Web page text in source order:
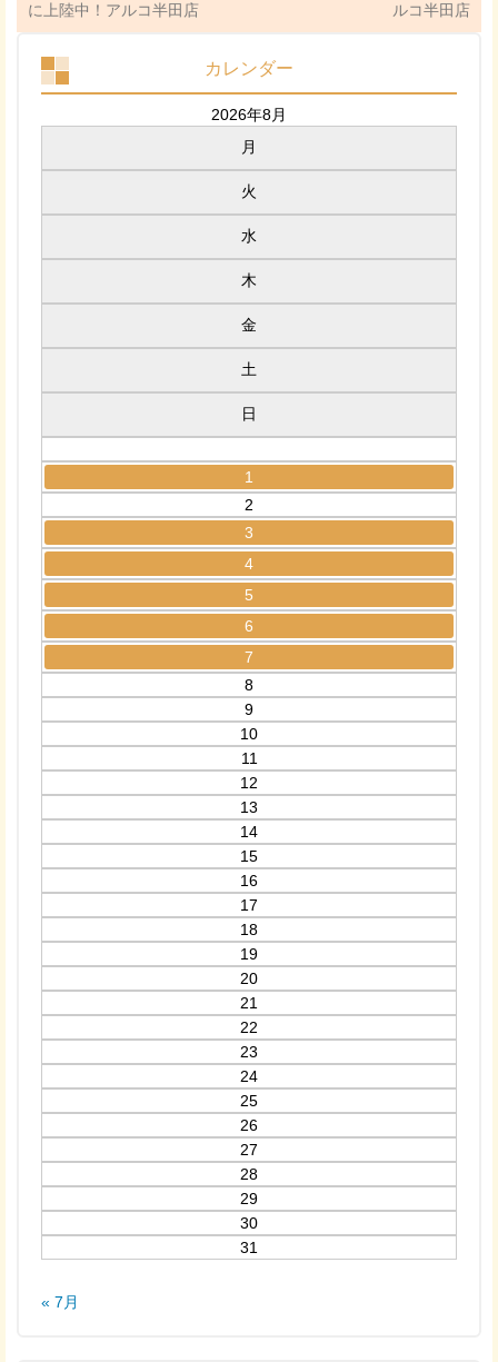
に上陸中！アルコ半田店
ルコ半田店
カレンダー
2026年8月
月
火
水
木
金
土
日
1
2
3
4
5
6
7
8
9
10
11
12
13
14
15
16
17
18
19
20
21
22
23
24
25
26
27
28
29
30
31
« 7月